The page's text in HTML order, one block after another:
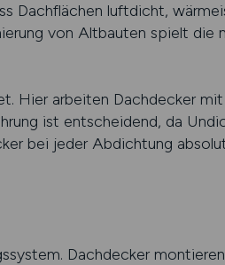
Dachflächen luftdicht,
von Altbauten spielt die
Hier arbeiten Dachdecker mit
ist entscheidend, da
bei jeder Abdichtung
Dachdecker